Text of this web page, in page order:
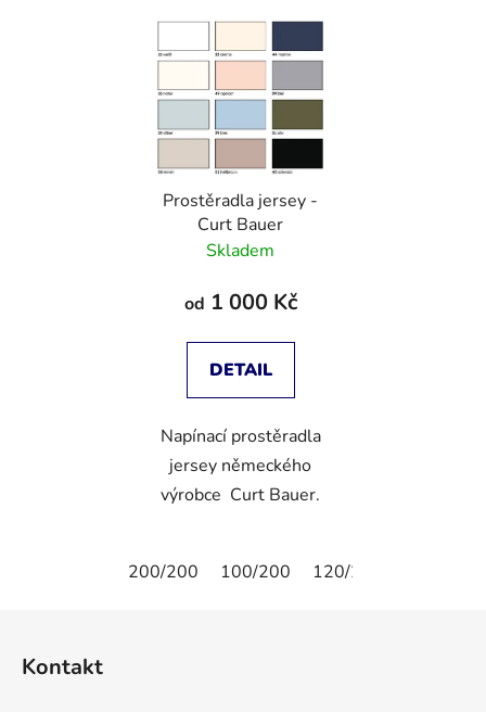
Prostěradla jersey -
Curt Bauer
Skladem
od 1 000 Kč
DETAIL
Napínací prostěradla
jersey německého
výrobce Curt Bauer.
200/200 100/200 120/200
Kontakt